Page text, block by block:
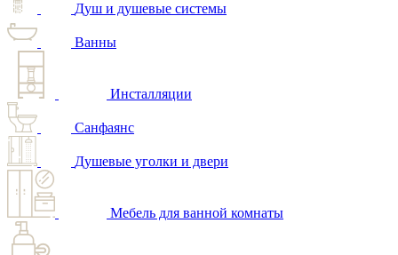
Душ и душевые системы
Ванны
Инсталляции
Санфаянс
Душевые уголки и двери
Мебель для ванной комнаты